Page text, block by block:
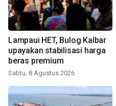
Lampaui HET, Bulog Kalbar
upayakan stabilisasi harga
beras premium
Sabtu, 8 Agustus 2026